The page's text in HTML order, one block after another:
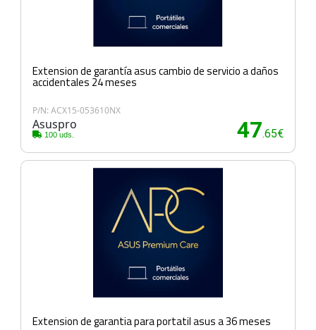
Extension de garantía asus cambio de servicio a daños
accidentales 24 meses
P/N: ACX15-053610NX
Asuspro
100 uds. 47.65€
Extension de garantia para portatil asus a 36 meses